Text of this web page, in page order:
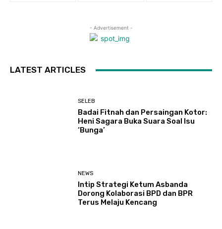
- Advertisement -
LATEST ARTICLES
SELEB
Badai Fitnah dan Persaingan Kotor:
Heni Sagara Buka Suara Soal Isu
‘Bunga’
NEWS
Intip Strategi Ketum Asbanda
Dorong Kolaborasi BPD dan BPR
Terus Melaju Kencang